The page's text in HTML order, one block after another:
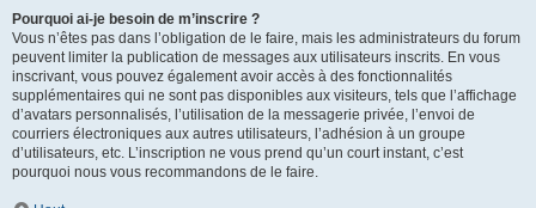
Pourquoi ai-je besoin de m’inscrire ?
Vous n’êtes pas dans l’obligation de le faire, mais les administrateurs du forum
peuvent limiter la publication de messages aux utilisateurs inscrits. En vous
inscrivant, vous pouvez également avoir accès à des fonctionnalités
supplémentaires qui ne sont pas disponibles aux visiteurs, tels que l’affichage
d’avatars personnalisés, l’utilisation de la messagerie privée, l’envoi de
courriers électroniques aux autres utilisateurs, l’adhésion à un groupe
d’utilisateurs, etc. L’inscription ne vous prend qu’un court instant, c’est
pourquoi nous vous recommandons de le faire.